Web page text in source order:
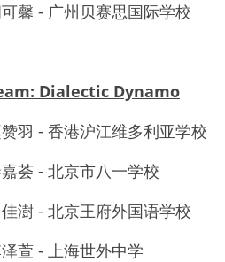
馨 - 广州贝赛思国际学校
Dialectic Dynamo
羽 - 香港沪江维多利亚学校
荟 - 北京市八一学校
澍 - 北京王府外国语学校
萱 - 上海世外中学